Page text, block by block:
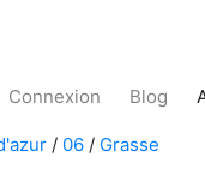
Connexion Blog
/ 06 / Grasse